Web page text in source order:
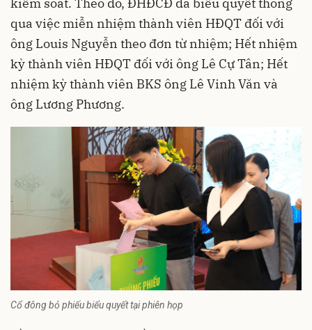
qua việc miễn nhiệm thành viên HĐQT đối với
ông Louis Nguyễn theo đơn từ nhiệm; Hết nhiệm
kỳ thành viên HĐQT đối với ông Lê Cự Tân; Hết
nhiệm kỳ thành viên BKS ông Lê Vinh Văn và
ông Lương Phương.
Cổ đông bỏ phiếu biểu quyết tại phiên họp